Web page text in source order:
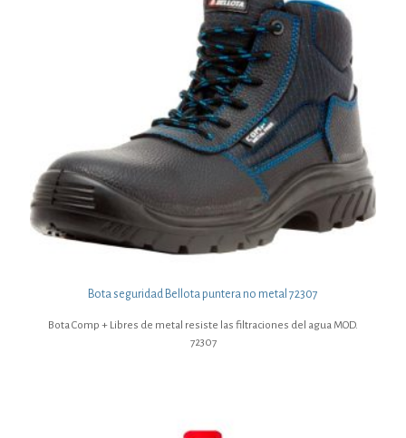
Bota seguridad Bellota puntera no metal 72307
Bota Comp + Libres de metal resiste las filtraciones del agua MOD.
72307